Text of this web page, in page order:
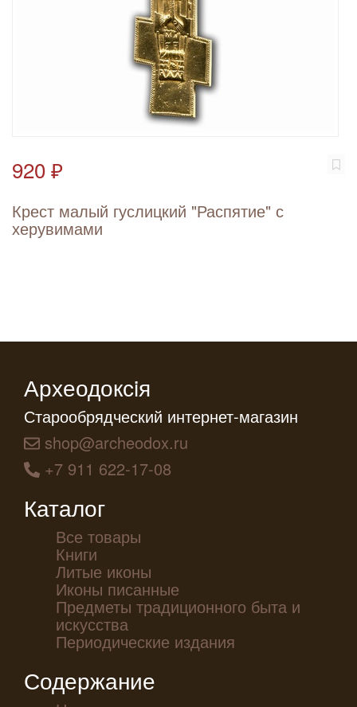
920 ₽
Крест малый гуслицкий "Распятие" с
херувимами
Археодоксiя
Старообрядческий интернет-магазин
shop@archeodox.ru
+7 911 622-17-08
Каталог
Все товары
Книги
Литые иконы
Иконы писанные
Предметы традиционного быта и
искусства
Периодические издания
Содержание